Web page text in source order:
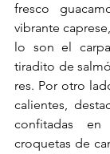
fresco
vibrante
lo son el
tiradito de
res. Por otro
calientes,
confitadas en
croquetas de